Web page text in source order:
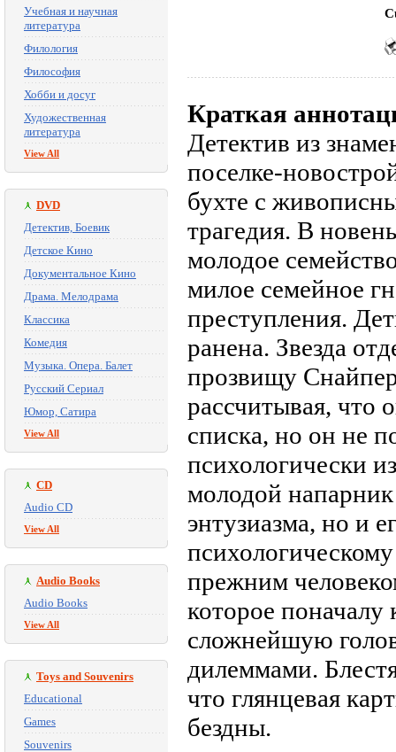
Учебная и научная
литература
Филология
Философия
Хобби и досуг
Художественная
литература
View All
DVD
Детектив, Боевик
Детское Кино
Документальное Кино
Драма. Мелодрама
Классика
Комедия
Музыка. Опера. Балет
Русский Сериал
Юмор, Сатира
View All
CD
Audio CD
View All
Audio Books
Audio Books
View All
Toys and Souvenirs
Educational
Games
Souvenirs
Краткая
Детектив из
поселке-
бухте с
трагедия. В
молодое
милое семейное
преступления.
ранена. Звезда
прозвищу Снайпер
рассчитывая, что
списка, но он не
психологически
молодой
энтузиазма, но и
прежним
которое поначалу
сложнейшую
дилеммами.
что глянцевая
бездны.